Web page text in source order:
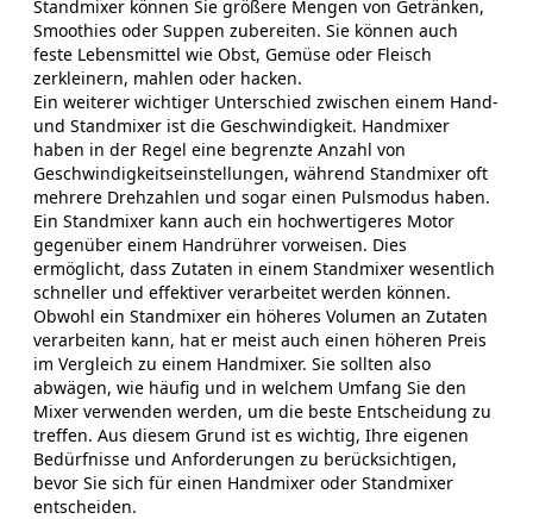
Standmixer können Sie größere Mengen von Getränken,
Smoothies oder Suppen zubereiten. Sie können auch
feste Lebensmittel wie Obst, Gemüse oder Fleisch
zerkleinern, mahlen oder hacken.
Ein weiterer wichtiger Unterschied zwischen einem Hand-
und Standmixer ist die Geschwindigkeit. Handmixer
haben in der Regel eine begrenzte Anzahl von
Geschwindigkeitseinstellungen, während Standmixer oft
mehrere Drehzahlen und sogar einen Pulsmodus haben.
Ein Standmixer kann auch ein hochwertigeres Motor
gegenüber einem Handrührer vorweisen. Dies
ermöglicht, dass Zutaten in einem Standmixer wesentlich
schneller und effektiver verarbeitet werden können.
Obwohl ein Standmixer ein höheres Volumen an Zutaten
verarbeiten kann, hat er meist auch einen höheren Preis
im Vergleich zu einem Handmixer. Sie sollten also
abwägen, wie häufig und in welchem Umfang Sie den
Mixer verwenden werden, um die beste Entscheidung zu
treffen. Aus diesem Grund ist es wichtig, Ihre eigenen
Bedürfnisse und Anforderungen zu berücksichtigen,
bevor Sie sich für einen Handmixer oder Standmixer
entscheiden.